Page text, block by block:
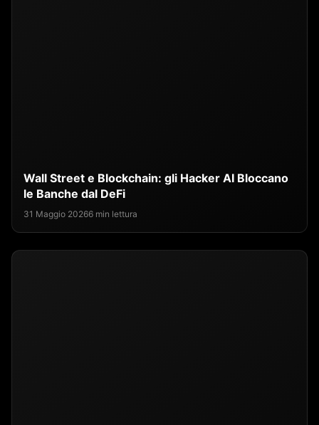
Wall Street e Blockchain: gli Hacker AI Bloccano
le Banche dal DeFi
31 Maggio 20266 min lettura